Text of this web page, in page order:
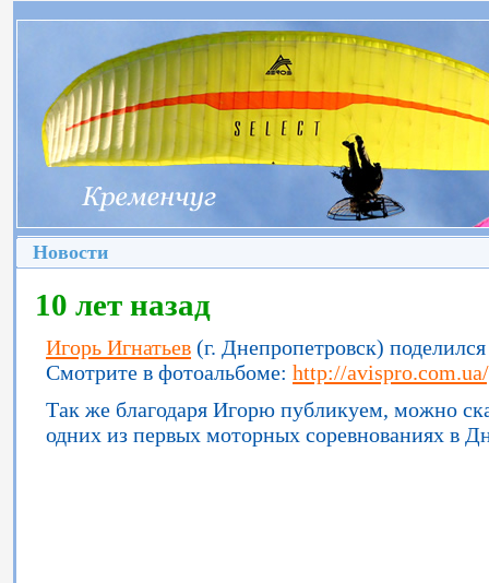
Новости
10 лет назад
Игорь Игнатьев (г. Днепропетровск)
Смотрите в фотоальбоме: http://
Так же благодаря Игорю публикуем, можно
одних из первых моторных соревнованиях в